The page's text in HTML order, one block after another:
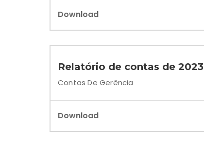
Download
Relatório de contas de 2023
Contas De Gerência
Download